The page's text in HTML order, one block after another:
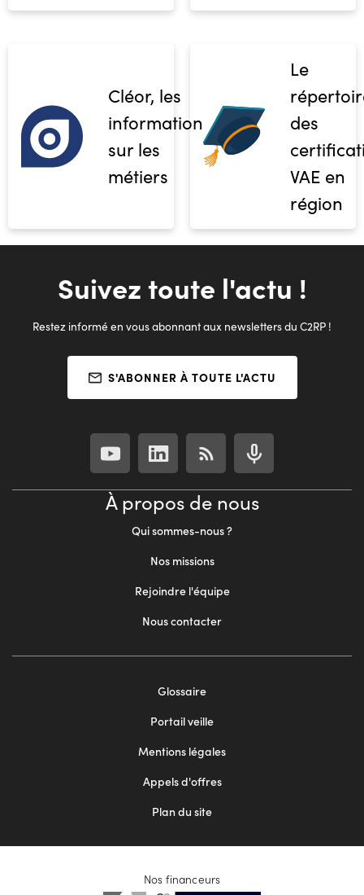
Cléor, les
informations
sur les
métiers
Le
des
VAE en
région
Suivez toute l'actu !
Restez informé en vous abonnant aux newsletters du C2RP !
S'ABONNER À TOUTE L'ACTU
À propos de nous
Qui sommes-nous ?
Nos missions
Rejoindre l'équipe
Nous contacter
Glossaire
Portail veille
Mentions légales
Appels d'offres
Plan du site
Nos financeurs